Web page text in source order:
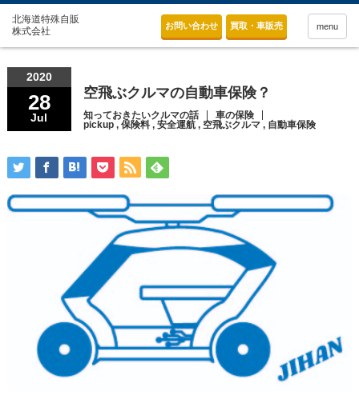
お問い合わせ 買取・車販売 menu
2020
28
Jul
空飛ぶクルマの自動車保険？
知っておきたいクルマの話
車の保険
pickup, 保険料, 安全運航, 空飛ぶクルマ, 自動車保険